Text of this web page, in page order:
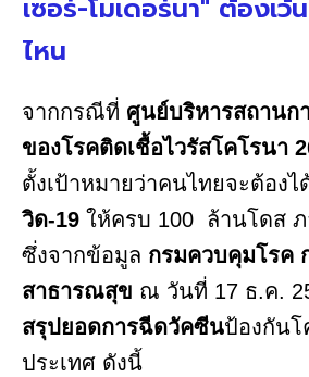
เซอร์-โมเดอร์นา" ต้องเว้
ไหน
จากกรณีที่ ศูนย์บริหารสถานก
ของโรคติดเชื้อไวรัสโคโรนา
ตั้งเป้าหมายว่าคนไทยจะต้องไ
วิด-19 ให้ครบ 100 ล้านโดส
ซึ่งจากข้อมูล กรมควบคุมโรค
สาธารณสุข ณ วันที่ 17 ธ.ค.
สรุปยอดการฉีดวัคซีนป้องกันโ
ประเทศ ดังนี้